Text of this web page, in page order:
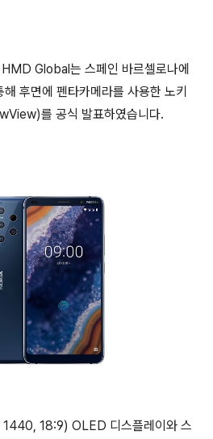
Global는 스페인 바르셀로나에
후면에 펜타카메라를 사용한 노키
를 공식 발표하였습니다.
18:9) OLED 디스플레이와 스